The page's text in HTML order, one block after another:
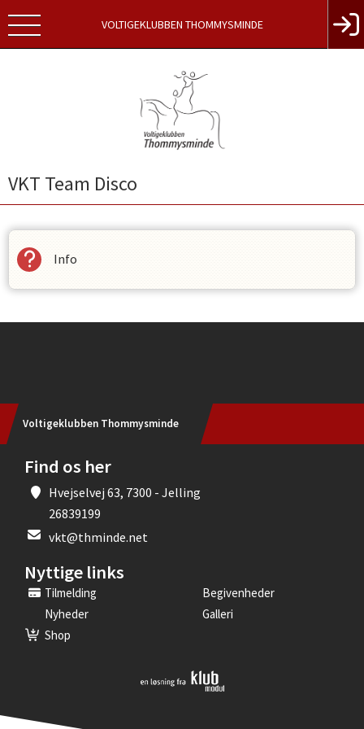
VOLTIGEKLUBBEN THOMMYSMINDE
VKT Team Disco
Info
Voltigeklubben Thommysminde
Find os her
Hvejselvej 63, 7300 - Jelling
26839199
vkt@thminde.net
Nyttige links
Tilmelding
Begivenheder
Nyheder
Galleri
Shop